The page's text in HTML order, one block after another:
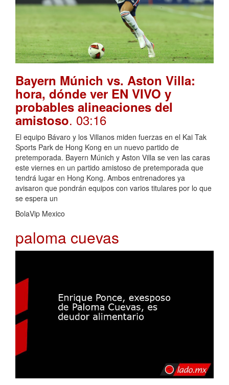
Bayern Múnich vs. Aston Villa:
hora, dónde ver EN VIVO y
probables alineaciones del
amistoso. 03:16
El equipo Bávaro y los Villanos miden fuerzas en el Kai Tak
Sports Park de Hong Kong en un nuevo partido de
pretemporada. Bayern Múnich y Aston Villa se ven las caras
este viernes en un partido amistoso de pretemporada que
tendrá lugar en Hong Kong. Ambos entrenadores ya
avisaron que pondrán equipos con varios titulares por lo que
se espera un
BolaVip Mexico
paloma cuevas